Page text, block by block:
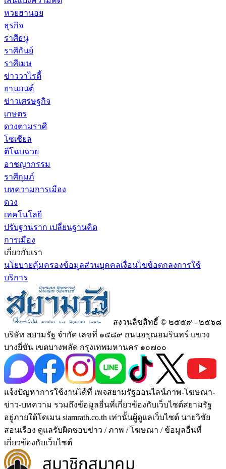
หวยฮานอย
ธุรกิจ
ราศีธนู
ราศีกันย์
ราศีเมษ
ข่าววาไรตี้
ยานยนต์
ข่าวเศรษฐกิจ
เกษตร
ดวงตามราศี
โซเชียล
ตีโฉบฉวย
อาชญากรรม
ราศีกุมภ์
บทความการเมือง
ดวง
เทคโนโลยี
ปรับฐานราก เปลี่ยนฐานคิด
การเมือง
เกี่ยวกับเรา
นโยบายคุ้มครองข้อมูลส่วนบุคคลเงื่อนไขข้อตกลงการใช้
บริการ
สงวนลิขสิทธิ์ © ๒๕๕๙ - ๒๕๖๘
บริษัท สยามรัฐ จำกัด เลขที่ ๑๕๘๙ ถนนอรุณอมรินทร์ แขวง
บางยี่ขัน เขตบางพลัด กรุงเทพมหานคร ๑๐๗๐๐
แจ้งปัญหาการใช้งานได้ที่ เพจสยามรัฐออนไลน์ภาพ-โฆษณา-
ข่าว-บทความ รวมถึงข้อมูลอื่นที่เกี่ยวข้องกับเว็บไซต์สยามรัฐ
อยู่ภายใต้โดเมน siamrath.co.th เท่านั้นผู้ดูแลเว็บไซต์ นายวิชัย
สอนเรือง ดูแลรับผิดชอบข่าว / ภาพ / โฆษณา / ข้อมูลอื่นที่
เกี่ยวข้องกับเว็บไซต์